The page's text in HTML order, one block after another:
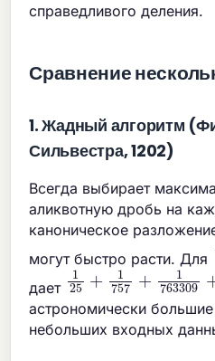
справедливого деления.
Сравнение
1. Жадный алгоритм
Сильвестра, 1202)
Всегда выбирает
аликвотную дробь на
каноническое
могут быстро расти. Для
дает
1 25+1757+1
…
астрономически
небольших входных